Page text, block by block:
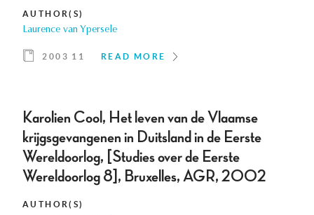
AUTHOR(S)
Laurence van Ypersele
2003 11 READ MORE
Karolien Cool, Het leven van de Vlaamse
krijgsgevangenen in Duitsland in de Eerste
Wereldoorlog, [Studies over de Eerste
Wereldoorlog 8], Bruxelles, AGR, 2002
AUTHOR(S)